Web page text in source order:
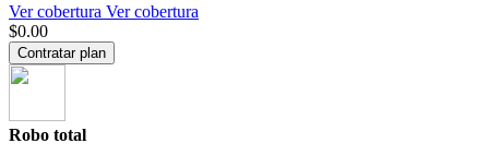
Ver cobertura Ver cobertura
$0.00
Contratar plan
Robo total